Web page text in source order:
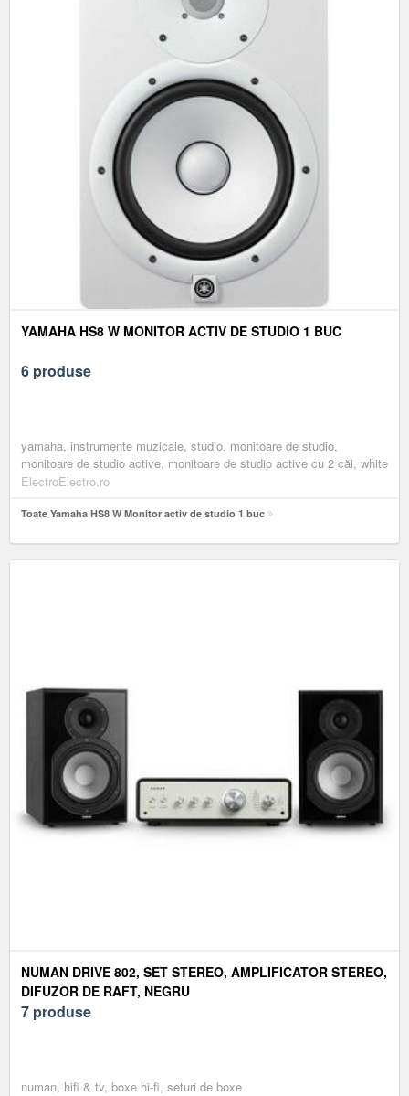
YAMAHA HS8 W MONITOR ACTIV DE STUDIO 1 BUC
6 produse
yamaha, instrumente muzicale, studio, monitoare de studio,
monitoare de studio active, monitoare de studio active cu 2 căi, white
ElectroElectro.ro
Toate Yamaha HS8 W Monitor activ de studio 1 buc
NUMAN DRIVE 802, SET STEREO, AMPLIFICATOR STEREO,
DIFUZOR DE RAFT, NEGRU
7 produse
numan, hifi & tv, boxe hi-fi, seturi de boxe